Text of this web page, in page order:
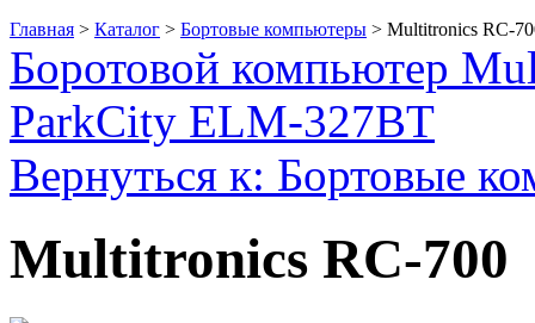
Главная > Каталог > Бортовые компьютеры > Multitronics RC-
Боротовой компьютер
ParkCity ELM-327BT
Вернуться к: Бортовые
Multitronics RC-700